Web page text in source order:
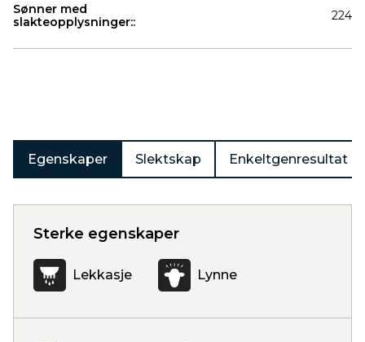
Sønner med
slakteopplysninger::
224
Egenskaper Slektskap Enkeltgenresultat
Sterke egenskaper
Lekkasje Lynne